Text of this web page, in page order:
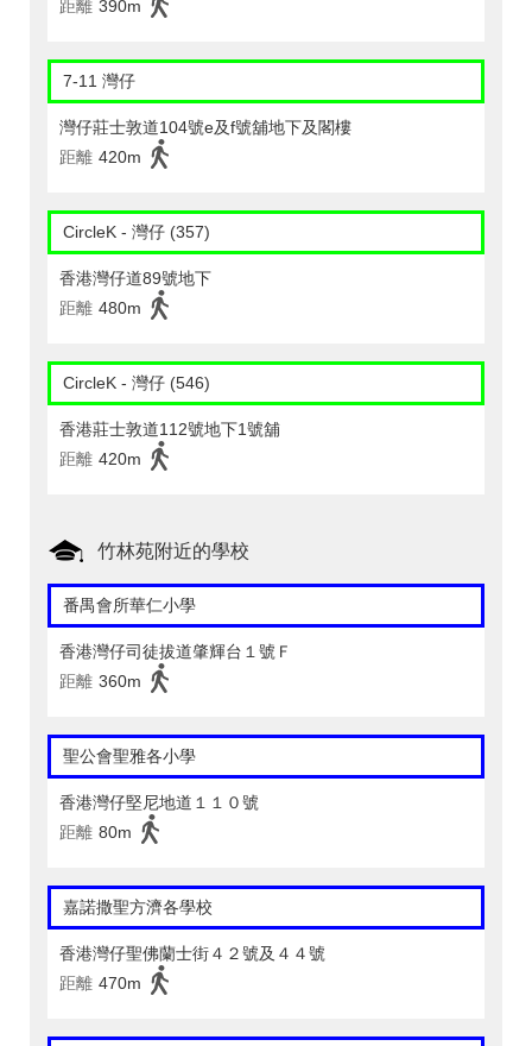
距離 390m
7-11 灣仔
灣仔莊士敦道104號e及f號舖地下及閣樓
距離 420m
CircleK - 灣仔 (357)
香港灣仔道89號地下
距離 480m
CircleK - 灣仔 (546)
香港莊士敦道112號地下1號舖
距離 420m
竹林苑附近的學校
番禺會所華仁小學
香港灣仔司徒拔道肇輝台１號Ｆ
距離 360m
聖公會聖雅各小學
香港灣仔堅尼地道１１０號
距離 80m
嘉諾撒聖方濟各學校
香港灣仔聖佛蘭士街４２號及４４號
距離 470m